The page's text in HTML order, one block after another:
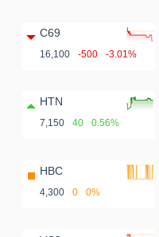
C69
16,100 -500 -3.01%
HTN
7,150 40 0.56%
HBC
4,300 0 0%